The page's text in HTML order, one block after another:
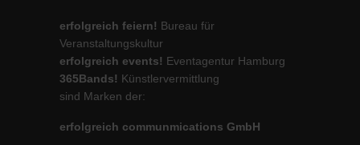
erfolgreich feiern! Bureau für
Veranstaltungskultur
erfolgreich events! Eventagentur Hamburg
365Bands! Künstlervermittlung
sind Marken der:
erfolgreich communmications GmbH